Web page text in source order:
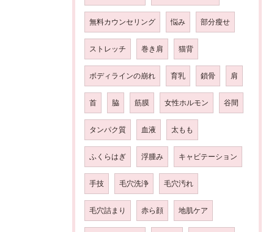
無料カウンセリング 悩み 部分瘦せ
ストレッチ 巻き肩 猫背
ボディラインの崩れ 育乳 鎖骨 肩
首 脇 筋膜 女性ホルモン 谷間
タンパク質 血液 太もも
ふくらはぎ 浮腫み キャビテーション
手技 毛穴洗浄 毛穴汚れ
毛穴詰まり 赤ら顔 地肌ケア